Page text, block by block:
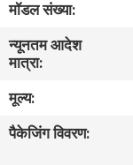
कारखाना
भ्रमण
गुणवत्ता
नियंत्रण
मॉडल संख्या:
न्यूनतम आदेश
मात्रा:
मूल्य:
पैकेजिंग विवरण: